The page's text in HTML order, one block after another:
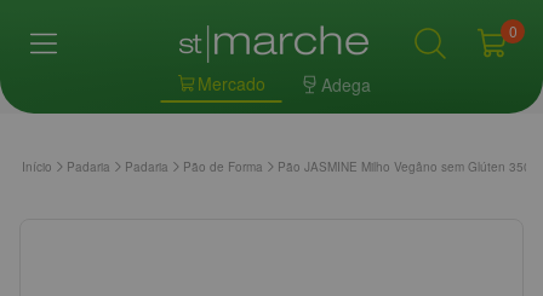
Mercado Adega
0
Início Padaria Padaria Pão de Forma Pão JASMINE Milho Vegâno sem Glúten 350g